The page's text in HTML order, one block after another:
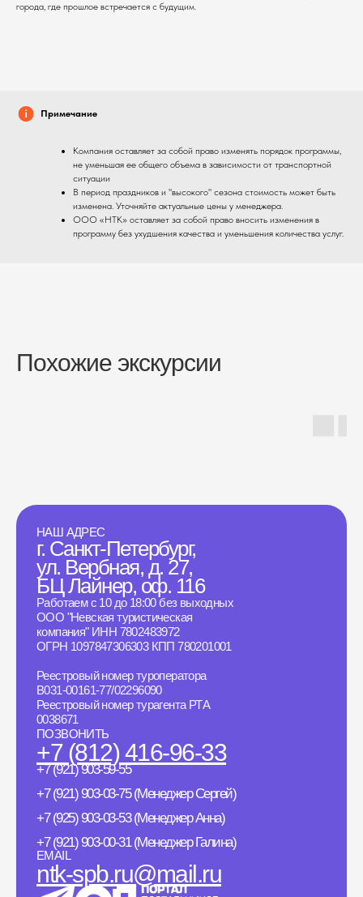
города, где прошлое встречается с будущим.
Примечание
Компания оставляет за собой право изменять порядок программы,
не уменьшая ее общего объема в зависимости от транспортной
ситуации
В период праздников и "высокого" сезона стоимость может быть
изменена. Уточняйте актуальные цены у менеджера.
ООО «НТК» оставляет за собой право вносить изменения в
программу без ухудшения качества и уменьшения количества услуг.
Похожие экскурсии
НАШ АДРЕС
г. Санкт-Петербург,
ул. Вербная, д. 27,
БЦ Лайнер, оф. 116
Работаем с 10 до 18:00 без выходных
ООО "Невская туристическая
компания" ИНН 7802483972
ОГРН 1097847306303 КПП 780201001
Реестровый номер туроператора
B031-00161-77/02296090
Реестровый номер турагента РТА
0038671
ПОЗВОНИТЬ
+7 (812) 416-96-33
+7 (921) 903-59-55
+7 (921) 903-03-75 (Менеджер Сергей)
+7 (925) 903-03-53 (Менеджер Анна)
+7 (921) 903-00-31 (Менеджер Галина)
EMAIL
ntk-spb.ru@mail.ru